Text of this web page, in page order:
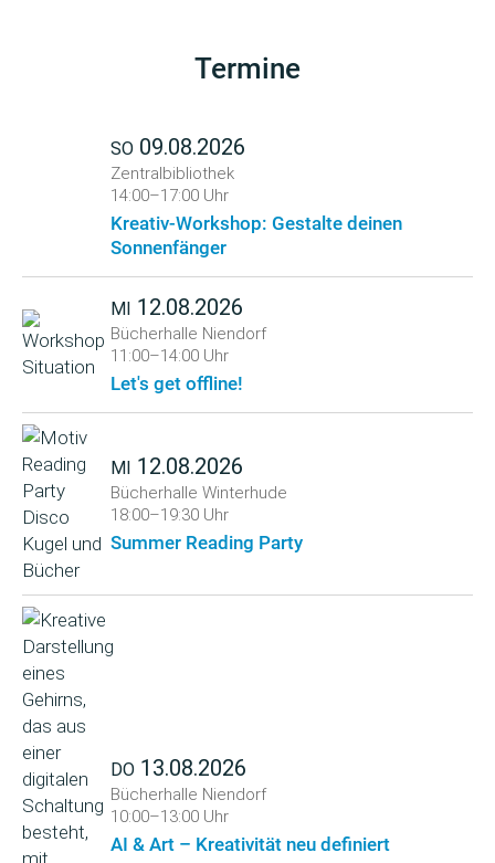
Termine
SO 09.08.2026
Zentralbibliothek
14:00–17:00 Uhr
Kreativ-Workshop: Gestalte deinen
Sonnenfänger
MI 12.08.2026
Bücherhalle Niendorf
11:00–14:00 Uhr
Let's get offline!
MI 12.08.2026
Bücherhalle Winterhude
18:00–19:30 Uhr
Summer Reading Party
DO 13.08.2026
Bücherhalle Niendorf
10:00–13:00 Uhr
AI & Art – Kreativität neu definiert